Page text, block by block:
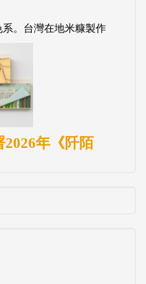
。台灣在地米糠製作
年《阡陌